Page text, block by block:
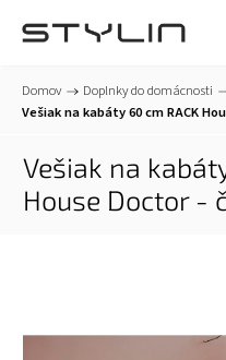
Domov / Doplnky do domácnosti /
Vešiak na kabáty 60 cm RACK
Vešiak na
House Doctor -